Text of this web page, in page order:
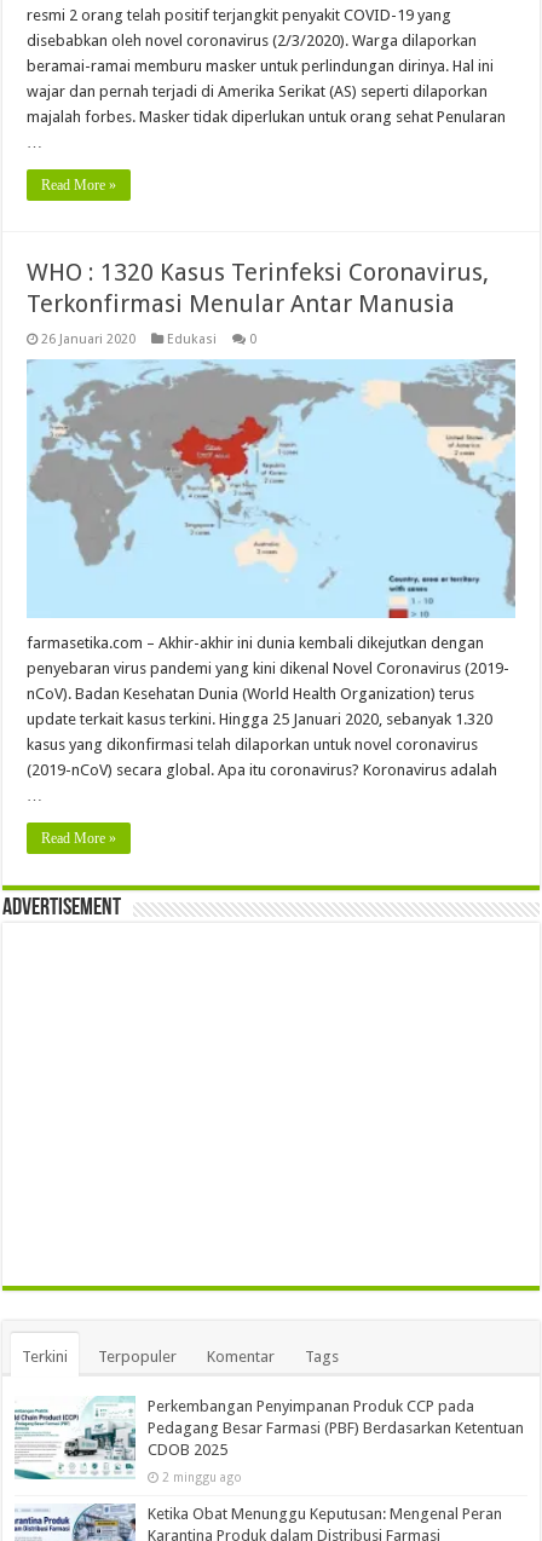
resmi 2 orang telah positif terjangkit penyakit COVID-19 yang
disebabkan oleh novel coronavirus (2/3/2020). Warga dilaporkan
beramai-ramai memburu masker untuk perlindungan dirinya. Hal ini
wajar dan pernah terjadi di Amerika Serikat (AS) seperti dilaporkan
majalah forbes. Masker tidak diperlukan untuk orang sehat Penularan
Read More »
WHO : 1320 Kasus Terinfeksi Coronavirus,
Terkonfirmasi Menular Antar Manusia
26 Januari 2020 Edukasi 0
farmasetika.com – Akhir-akhir ini dunia kembali dikejutkan dengan
penyebaran virus pandemi yang kini dikenal Novel Coronavirus (2019-
nCoV). Badan Kesehatan Dunia (World Health Organization) terus
update terkait kasus terkini. Hingga 25 Januari 2020, sebanyak 1.320
kasus yang dikonfirmasi telah dilaporkan untuk novel coronavirus
(2019-nCoV) secara global. Apa itu coronavirus? Koronavirus adalah
…
Read More »
Advertisement
Terkini Terpopuler Komentar Tags
Perkembangan Penyimpanan Produk CCP pada
Pedagang Besar Farmasi (PBF) Berdasarkan Ketentuan
CDOB 2025
2 minggu ago
Ketika Obat Menunggu Keputusan: Mengenal Peran
Karantina Produk dalam Distribusi Farmasi